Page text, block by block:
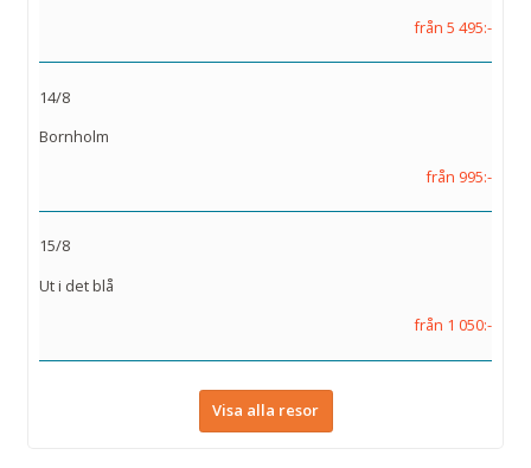
från 5 495:-
14/8
Bornholm
från 995:-
15/8
Ut i det blå
från 1 050:-
Visa alla resor